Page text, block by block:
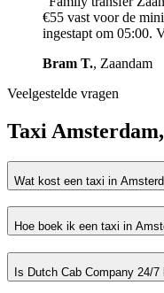
€55 vast voor de
ingestapt om 05:00.
Bram T., Zaandam
Veelgestelde vragen
Taxi
Wat kost een taxi in
Hoe boek ik een taxi in
Is Dutch Cab Company 24/